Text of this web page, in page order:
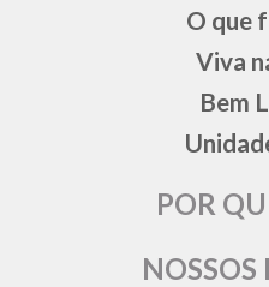
O que
Viva
Bem
POR
NOSSOS